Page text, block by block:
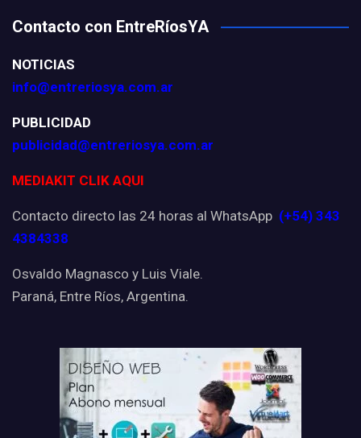
Contacto con EntreRíosYA
NOTICIAS
info@entreriosya.com.ar
PUBLICIDAD
publicidad@entreriosya.com.ar
MEDIAKIT CLIK AQUI
Contacto directo las 24 horas al WhatsApp (+54) 343
4384338
Osvaldo Magnasco y Luis Viale.
Paraná, Entre Ríos, Argentina.